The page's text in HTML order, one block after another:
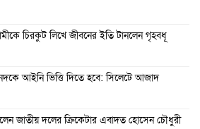
চিরকুট লিখে জীবনের ইতি টানলেন গৃহবধূ
আইনি ভিত্তি দিতে হবে: সিলেটে আজাদ
জাতীয় দলের ক্রিকেটার এবাদত হোসেন চৌধুরী